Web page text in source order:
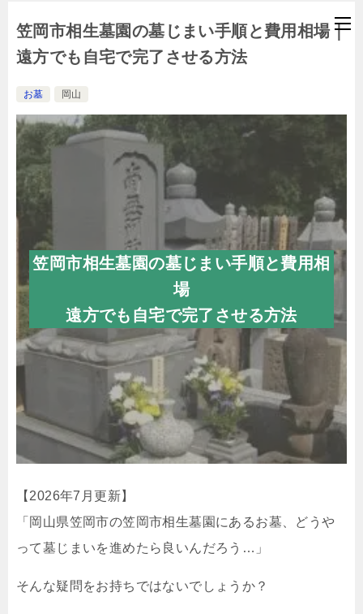
笠岡市相生墓園の墓じまい手順と費用相場｜
遠方でも自宅で完了させる方法
お墓 岡山
笠岡市相生墓園の墓じまい手順と費用相
場
遠方でも自宅で完了させる方法
【2026年7月更新】
「岡山県笠岡市の笠岡市相生墓園にあるお墓、どうや
って墓じまいを進めたら良いんだろう…」
そんな疑問をお持ちではないでしょうか？